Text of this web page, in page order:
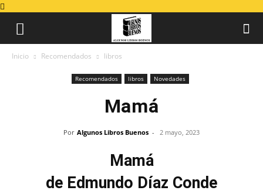
Inicio Recomendados libros
Recomendados libros Novedades
Mamá
Por Algunos Libros Buenos - 2 mayo, 2023
Mamá
de Edmundo Díaz Conde